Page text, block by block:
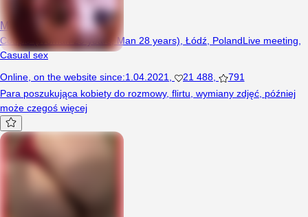
Mlodziaki97
Couple (Woman 29 years, Man 28 years), Łódź, PolandLive meeting
Casual sex
Online on the website since:1.04.2021 21 488
791
Para poszukująca kobiety do rozmowy, flirtu, wymiany zdjęć, później
może czegoś więcej